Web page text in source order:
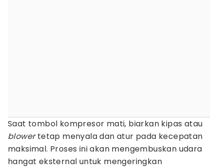
Saat tombol kompresor mati, biarkan kipas atau
blowertetap menyala dan atur pada kecepatan
maksimal. Proses ini akan mengembuskan udara
hangat eksternal untuk mengeringkan